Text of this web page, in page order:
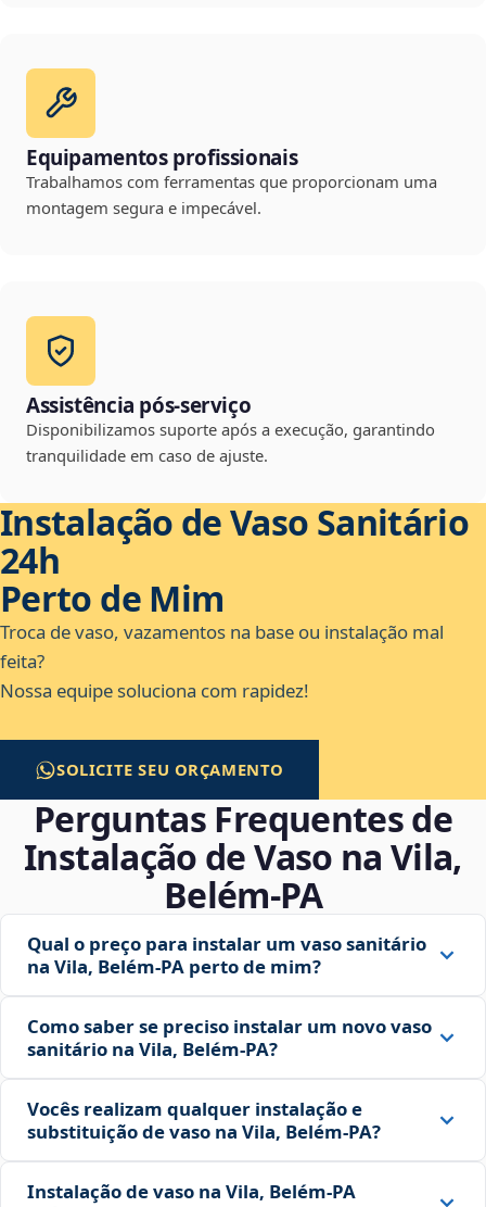
Equipamentos profissionais
Trabalhamos com ferramentas que proporcionam uma
montagem segura e impecável.
Assistência pós-serviço
Disponibilizamos suporte após a execução, garantindo
tranquilidade em caso de ajuste.
Instalação de Vaso Sanitário
24h
Perto de Mim
Troca de vaso, vazamentos na base ou instalação mal
feita?
Nossa equipe soluciona com rapidez!
SOLICITE SEU ORÇAMENTO
Perguntas Frequentes de
Instalação de Vaso na Vila,
Belém‑PA
Qual o preço para instalar um vaso sanitário
na Vila, Belém‑PA perto de mim?
Como saber se preciso instalar um novo vaso
sanitário na Vila, Belém‑PA?
Vocês realizam qualquer instalação e
substituição de vaso na Vila, Belém‑PA?
Instalação de vaso na Vila, Belém‑PA